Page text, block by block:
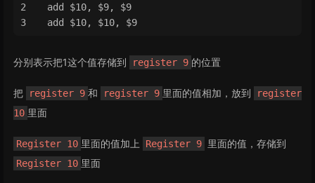
add $10, $9, $9
add $10, $10, $9
分别表示把1这个值存储到 register 9 的位置
把 register 9 和 register 9 里面的值相加，放到
register
10 里面
Register 10 里面的值加上 Register 9 里面的值，存储到
Register 10 里面